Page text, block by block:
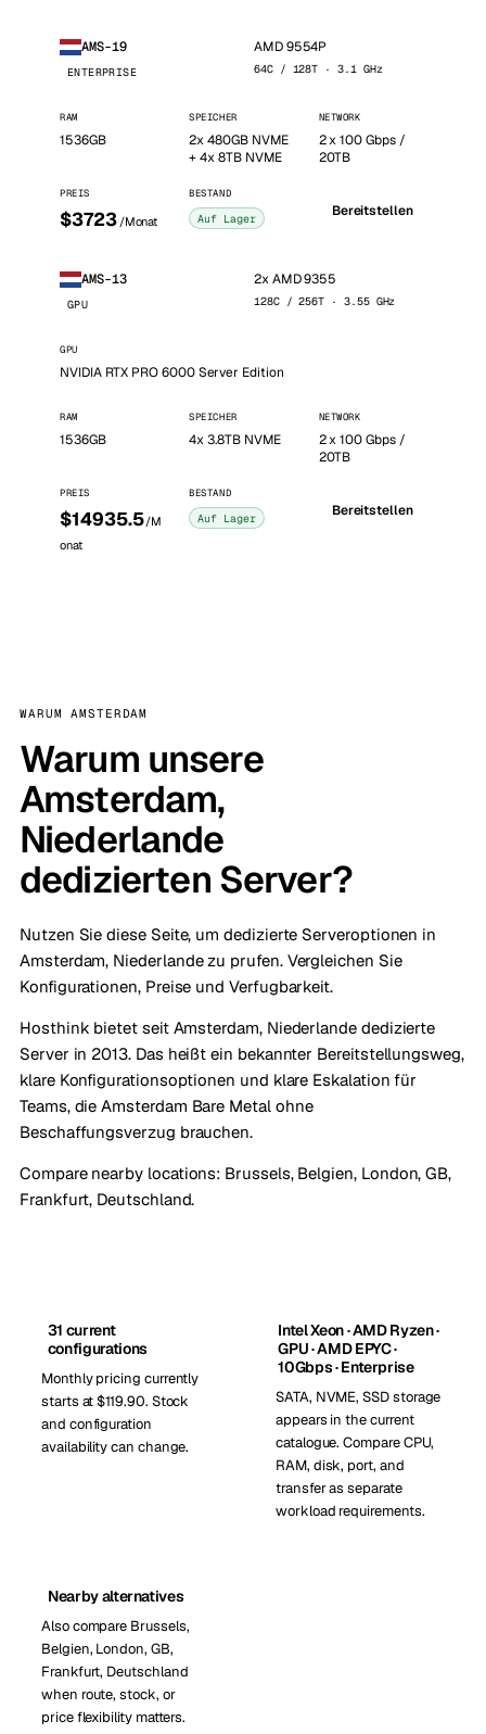
AMS-19
ENTERPRISE
AMD 9554P
64C / 128T · 3.1 GHz
RAM
1536GB
SPEICHER
2x 480GB NVME
+ 4x 8TB NVME
NETWORK
2 x 100 Gbps /
20TB
PREIS
$3723 /Monat
BESTAND
Auf Lager Bereitstellen
AMS-13
GPU
2x AMD 9355
128C / 256T · 3.55 GHz
GPU
NVIDIA RTX PRO 6000 Server Edition
RAM
1536GB
SPEICHER
4x 3.8TB NVME
NETWORK
2 x 100 Gbps /
20TB
PREIS
$14935.5/M
onat
BESTAND
Auf Lager Bereitstellen
WARUM AMSTERDAM
Warum unsere
Amsterdam,
Niederlande
dedizierten Server?
Nutzen Sie diese Seite, um dedizierte Serveroptionen in
Amsterdam, Niederlande zu prufen. Vergleichen Sie
Konfigurationen, Preise und Verfugbarkeit.
Hosthink bietet seit Amsterdam, Niederlande dedizierte
Server in 2013. Das heißt ein bekannter Bereitstellungsweg,
klare Konfigurationsoptionen und klare Eskalation für
Teams, die Amsterdam Bare Metal ohne
Beschaffungsverzug brauchen.
Compare nearby locations: Brussels, Belgien, London, GB,
Frankfurt, Deutschland.
31 current
configurations
Monthly pricing currently
starts at $119.90. Stock
and configuration
availability can change.
Intel Xeon · AMD Ryzen ·
GPU · AMD EPYC ·
10Gbps · Enterprise
SATA, NVME, SSD storage
appears in the current
catalogue. Compare CPU,
RAM, disk, port, and
transfer as separate
workload requirements.
Nearby alternatives
Also compare Brussels,
Belgien, London, GB,
Frankfurt, Deutschland
when route, stock, or
price flexibility matters.